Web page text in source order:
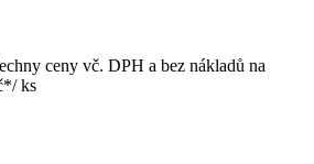
ceny vč. DPH a bez nákladů na
*/ ks